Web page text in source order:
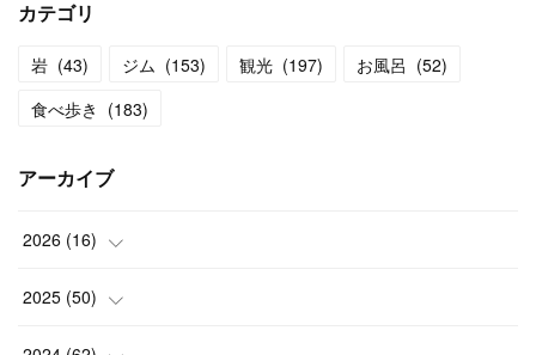
カテゴリ
岩 (43) ジム (153) 観光 (197) お風呂 (52)
食べ歩き (183)
アーカイブ
2026 (16)
(2)
(2)
2025 (50)